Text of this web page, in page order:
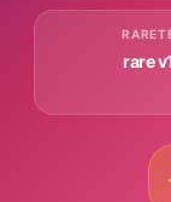
rare